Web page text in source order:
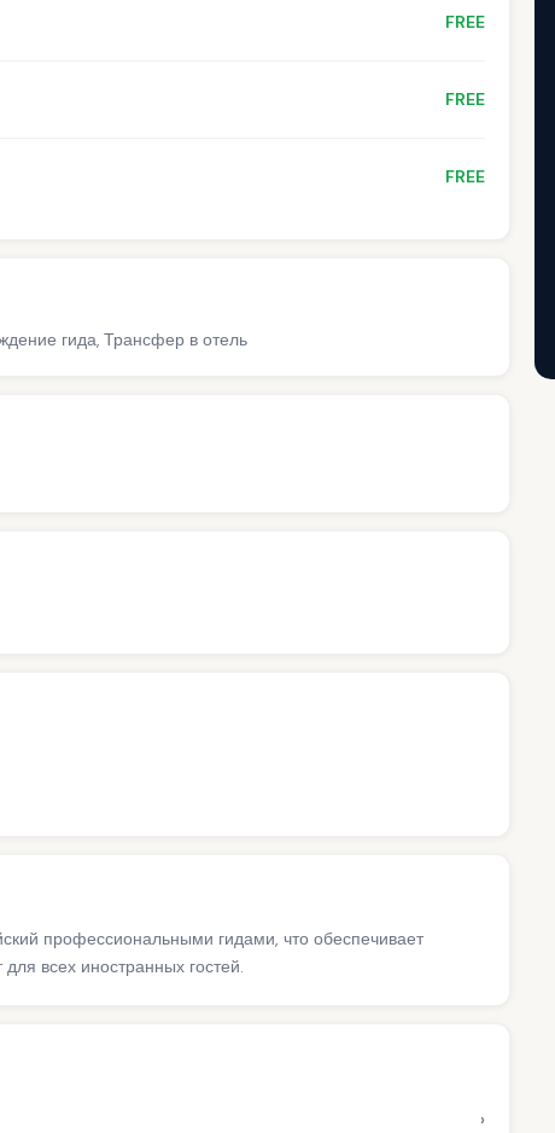
FREE
FREE
FREE
гида, Трансфер в отель
профессиональными гидами, что обеспечивает
всех иностранных гостей.
›